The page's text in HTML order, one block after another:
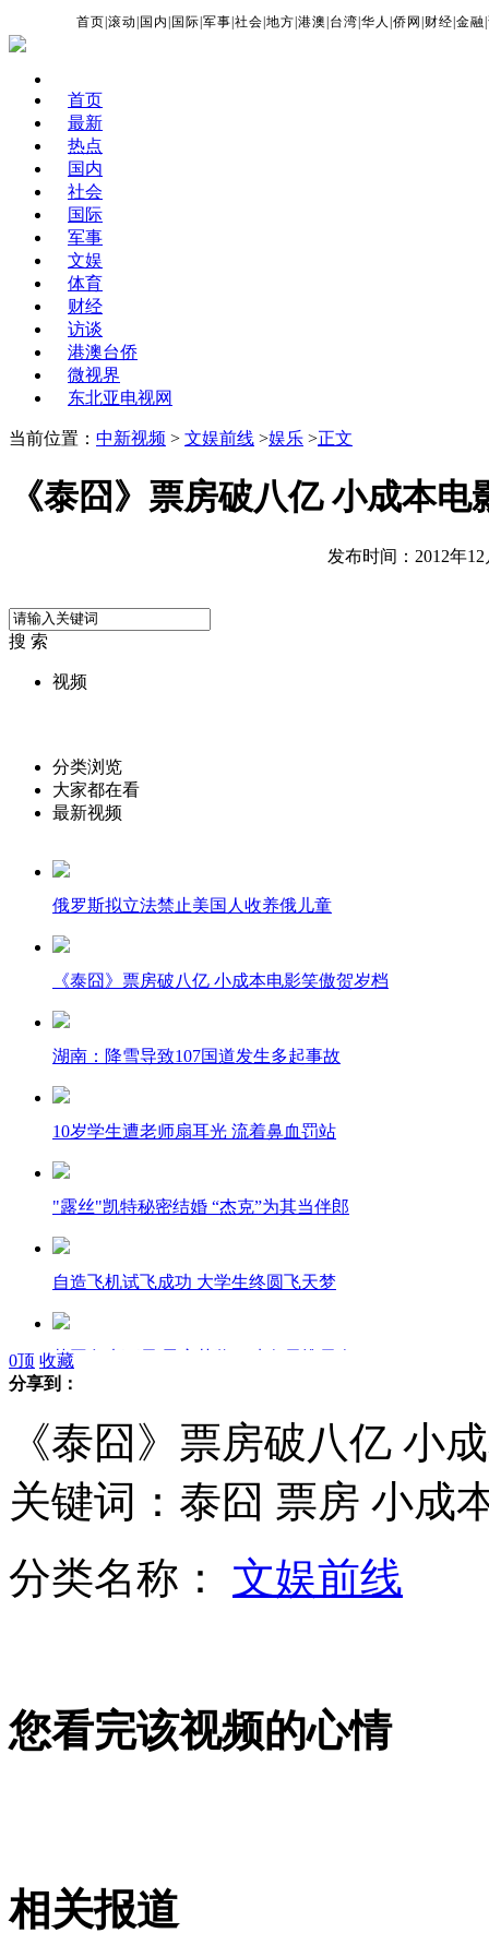
首页 |滚动 国内 国际 |军事 |社会 |地方 |港澳 台湾 |华人 |侨网 财经 |金融 |
首页
最新
热点
国内
社会
国际
军事
文娱
体育
财经
访谈
港澳台侨
微视界
东北亚电视网
当前位置： 中新视频 > 文娱前线 >娱乐 >正文
《泰囧》票房破八亿 小成本
发布时间：2012年12
搜 索
视频
分类浏览
大家都在看
最新视频
俄罗斯拟立法禁止美国人收养俄儿童
《泰囧》票房破八亿 小成本电影笑傲贺岁档
湖南：降雪导致107国道发生多起事故
10岁学生遭老师扇耳光 流着鼻血罚站
"露丝"凯特秘密结婚 “杰克”为其当伴郎
自造飞机试飞成功 大学生终圆飞天梦
英国久未下雪 男童获奖10吨白雪堆雪人
不堪中介电话骚扰 演员"人肉"中介董事长
开车没看清路 一脚开下阶梯
不远赡养老人 副教授欲断绝母子情
外交部：反对强权政治霸凌主义
0顶 收藏
分享到：
《泰囧》票房破八亿 小
关键词：泰囧 票房 小成
分类名称： 文娱前线
您看完该视频的心情
相关报道